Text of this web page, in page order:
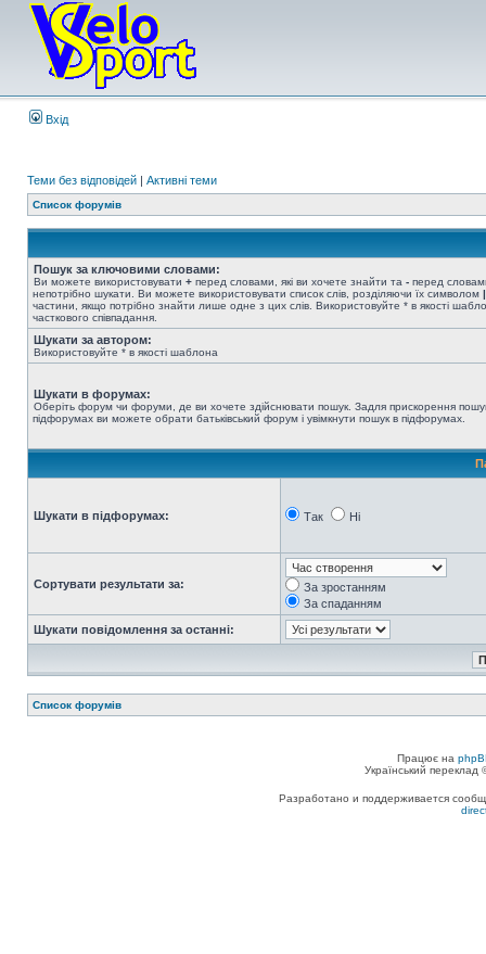
Вхід
Теми без відповідей | Активні теми
Список форумів
Пошук за ключовими словами:
Ви можете використовувати + перед словами, які ви хочете знайти та - перед
непотрібно шукати. Ви можете використовувати список слів, розділяючи їх символом |
частини, якщо потрібно знайти лише одне з цих слів. Використовуйте * в якості
часткового співпадання.
Шукати за автором:
Використовуйте * в якості шаблона
Шукати в форумах:
Оберіть форум чи форуми, де ви хочете здійснювати пошук. Задля прискорення
підфорумах ви можете обрати батьківський форум і увімкнути пошук в підфорумах.
Шукати в підфорумах: Так Ні
Сортувати результати за:
За зростанням
За спаданням
Шукати повідомлення за останні:
Список форумів
Працює на
Український
Разработано и поддерживается